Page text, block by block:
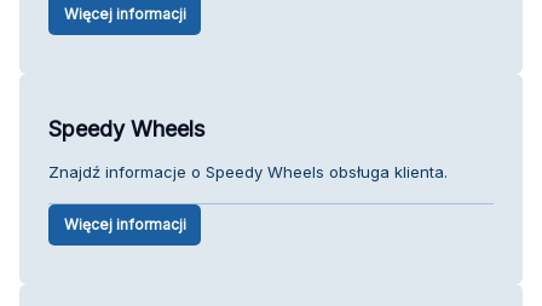
Więcej informacji
Speedy Wheels
Znajdź informacje o Speedy Wheels obsługa klienta.
Więcej informacji